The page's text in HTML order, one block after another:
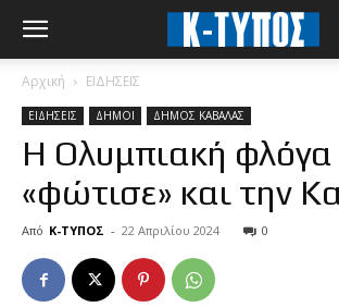
Αρχική ΕΙΔΗΣΕΙΣ
ΕΙΔΗΣΕΙΣ ΔΗΜΟΙ ΔΗΜΟΣ ΚΑΒΑΛΑΣ
Η Ολυμπιακή φλόγα
«φώτισε» και την
Από Κ-ΤΥΠΟΣ - 22 Απριλίου 2024 0